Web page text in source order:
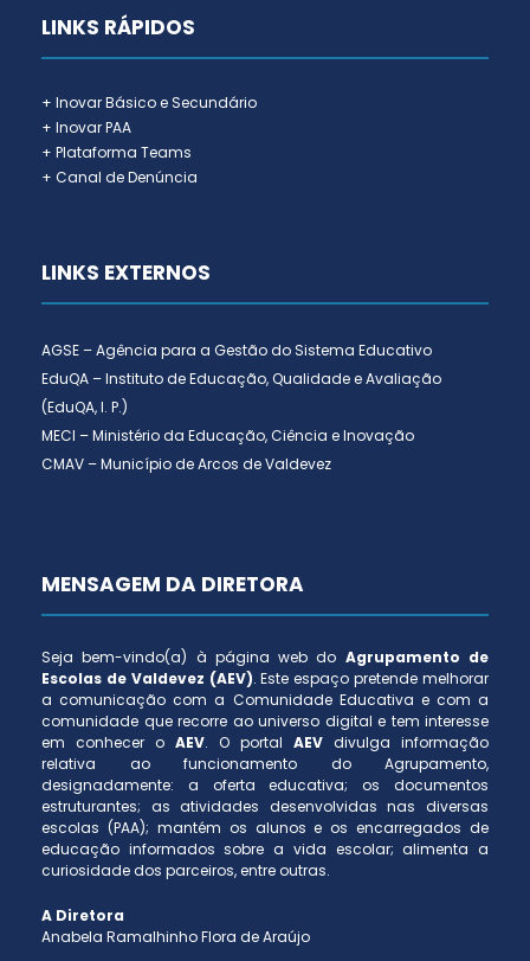
LINKS RÁPIDOS
+ Inovar Básico e Secundário
+ Inovar PAA
+ Plataforma Teams
+ Canal de Denúncia
LINKS EXTERNOS
AGSE – Agência para a Gestão do Sistema Educativo
EduQA – Instituto de Educação, Qualidade e Avaliação
(EduQA, I. P.)
MECI – Ministério da Educação, Ciência e Inovação
CMAV – Município de Arcos de Valdevez
MENSAGEM DA DIRETORA
Seja bem-vindo(a) à página web do Agrupamento de
Escolas de Valdevez (AEV). Este espaço pretende melhorar
a comunicação com a Comunidade Educativa e com a
comunidade que recorre ao universo digital e tem interesse
em conhecer o AEV. O portal AEV divulga informação
relativa ao funcionamento do Agrupamento,
designadamente: a oferta educativa; os documentos
estruturantes; as atividades desenvolvidas nas diversas
escolas (PAA); mantém os alunos e os encarregados de
educação informados sobre a vida escolar; alimenta a
curiosidade dos parceiros, entre outras.
A Diretora
Anabela Ramalhinho Flora de Araújo